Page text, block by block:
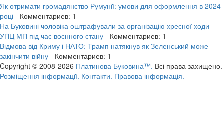
Як отримати громадянство Румунії: умови для оформлення в 2024
році - Комментариев: 1
На Буковині чоловіка оштрафували за організацію хресної ходи
УПЦ МП під час воєнного стану - Комментариев: 1
Відмова від Криму і НАТО: Трамп натякнув як Зеленський може
закінчити війну - Комментариев: 1
Copyright © 2008-2026 Платинова Буковина™. Всі права захищено.
Розміщення інформації. Контакти. Правова інформація.